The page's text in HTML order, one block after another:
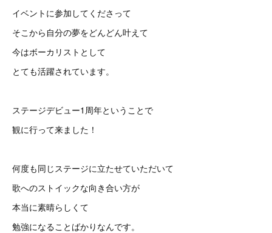
イベントに参加してくださって
そこから自分の夢をどんどん叶えて
今はボーカリストとして
とても活躍されています。
ステージデビュー1周年ということで
観に行って来ました！
何度も同じステージに立たせていただいて
歌へのストイックな向き合い方が
本当に素晴らしくて
勉強になることばかりなんです。